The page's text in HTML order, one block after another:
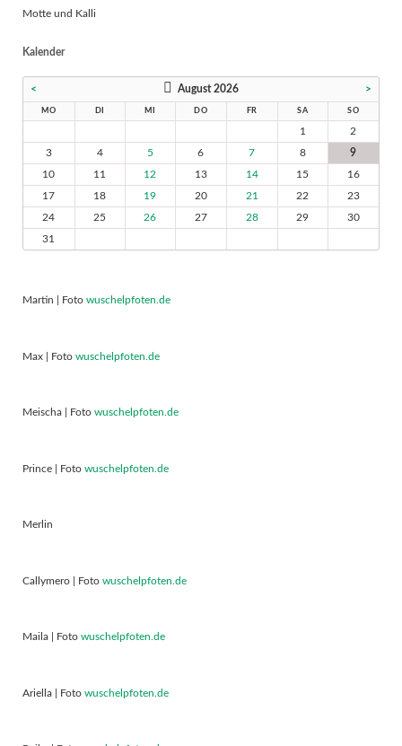
Motte und Kalli
Kalender
< August 2026 >
MO DI MI DO FR SA SO
1
2
3
4 5 6 7 8
9
10
11 12 13 14 15
16
17
18 19 20 21 22
23
24
25 26 27 28 29
30
31
Martin | Foto wuschelpfoten.de
Max | Foto wuschelpfoten.de
Meischa | Foto wuschelpfoten.de
Prince | Foto wuschelpfoten.de
Merlin
Callymero | Foto wuschelpfoten.de
Maila | Foto wuschelpfoten.de
Ariella | Foto wuschelpfoten.de